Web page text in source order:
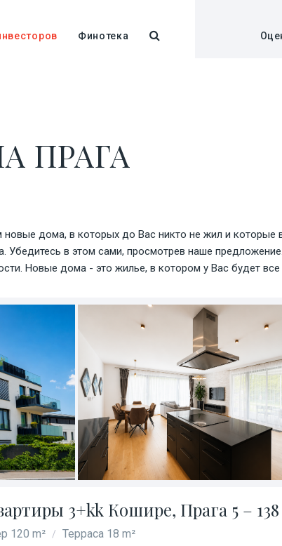
Финотека
ПРАГА
дома, в которых до Вас никто не жил и которые
Убедитесь в этом сами, просмотрев наше предложение.
Новые дома - это жилье, в котором у Вас будет
3+kk Кошире, Прага 5 –
120 m² / Терраса 18 m²